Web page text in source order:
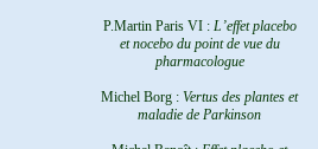
P.Martin Paris VI : L’effet placebo
et nocebo du point de vue du
pharmacologue
Michel Borg : Vertus des plantes et
maladie de Parkinson